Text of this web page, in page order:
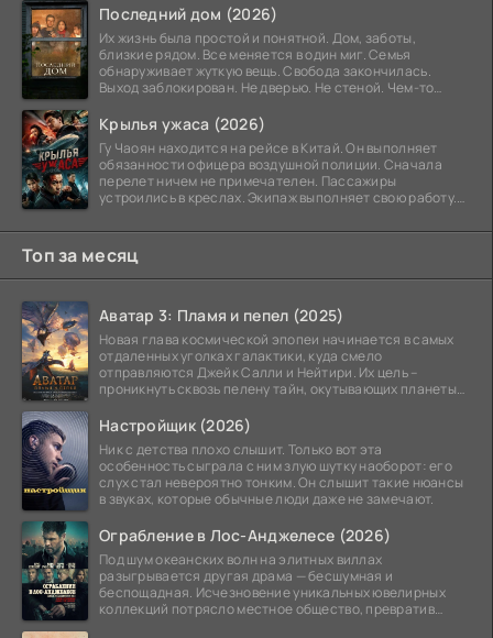
Последний дом (2026)
Их жизнь была простой и понятной. Дом, заботы,
близкие рядом. Все меняется в один миг. Семья
обнаруживает жуткую вещь. Свобода закончилась.
Выход заблокирован. Не дверью. Не стеной. Чем-то
Крылья ужаса (2026)
Гу Чаоян находится на рейсе в Китай. Он выполняет
обязанности офицера воздушной полиции. Сначала
перелет ничем не примечателен. Пассажиры
устроились в креслах. Экипаж выполняет свою работу.
Топ за месяц
Аватар 3: Пламя и пепел (2025)
Новая глава космической эпопеи начинается в самых
отдаленных уголках галактики, куда смело
отправляются Джейк Салли и Нейтири. Их цель –
проникнуть сквозь пелену тайн, окутывающих планеты
Настройщик (2026)
Ник с детства плохо слышит. Только вот эта
особенность сыграла с ним злую шутку наоборот: его
слух стал невероятно тонким. Он слышит такие нюансы
в звуках, которые обычные люди даже не замечают.
Ограбление в Лос-Анджелесе (2026)
Под шум океанских волн на элитных виллах
разыгрывается другая драма — бесшумная и
беспощадная. Исчезновение уникальных ювелирных
коллекций потрясло местное общество, превратив